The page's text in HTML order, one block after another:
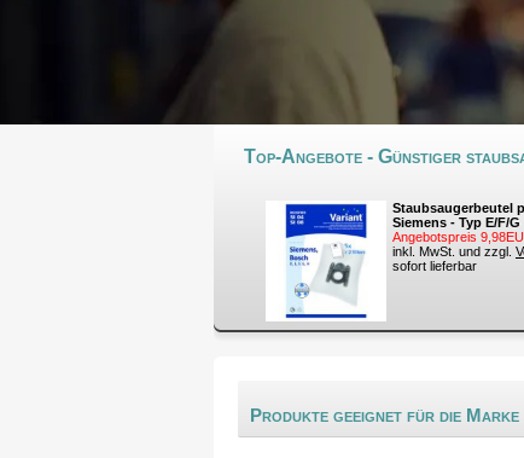
Top-Angebote - Günstiger
Staubsaugerbeutel
Siemens - Typ E/F/
Angebotspreis
inkl. MwSt. und zzgl.
sofort lieferbar
Produkte geeignet für die